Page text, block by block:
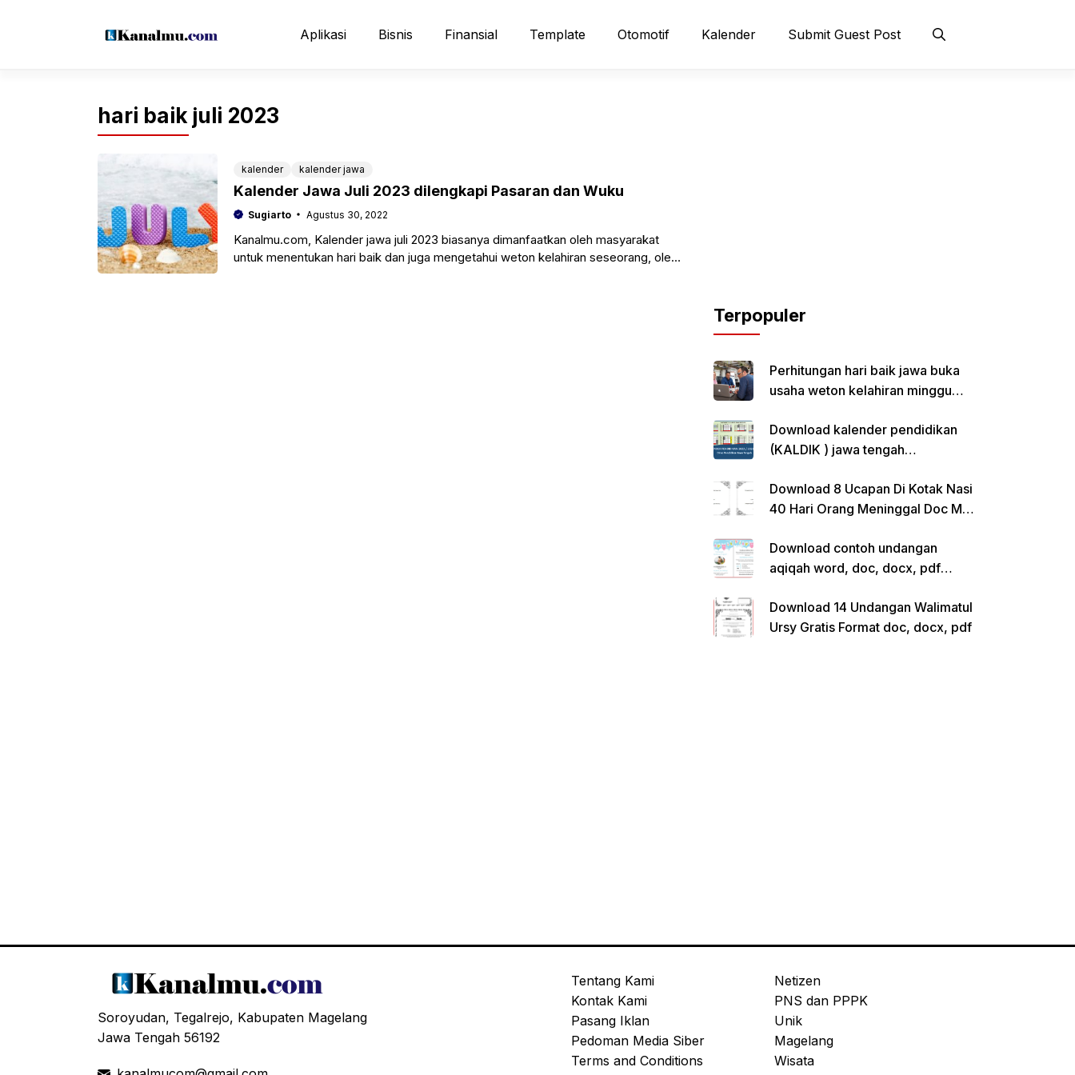
Aplikasi Bisnis Finansial Template Otomotif Kalender Submit Guest Post
hari baik juli 2023
kalender kalender jawa
Kalender Jawa Juli 2023 dilengkapi Pasaran dan Wuku
Sugiarto Agustus 30, 2022
Kanalmu.com, Kalender jawa juli 2023 biasanya dimanfaatkan oleh masyarakat
untuk menentukan hari baik dan juga mengetahui weton kelahiran seseorang, oleh
Terpopuler
Perhitungan hari baik jawa buka
usaha weton kelahiran minggu
Download kalender pendidikan
(KALDIK ) jawa tengah
Download 8 Ucapan Di Kotak Nasi
40 Hari Orang Meninggal Doc Ms.
Download contoh undangan
aqiqah word, doc, docx, pdf
Download 14 Undangan Walimatul
Ursy Gratis Format doc, docx, pdf
Soroyudan, Tegalrejo, Kabupaten Magelang
Jawa Tengah 56192
Tentang Kami
Kontak Kami
Pasang Iklan
Pedoman Media Siber
Terms and Conditions
Netizen
PNS dan PPPK
Unik
Magelang
Wisata